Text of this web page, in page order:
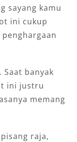
sayang kamu
ini cukup
Saat banyak
ini justru
memang
raja,